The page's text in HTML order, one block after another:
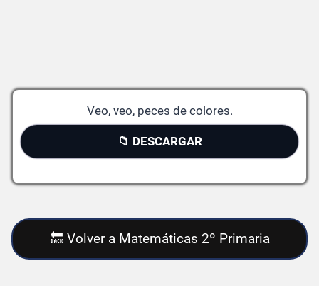
Veo, veo, peces de colores.
📁 DESCARGAR
🔙 Volver a Matemáticas 2º Primaria